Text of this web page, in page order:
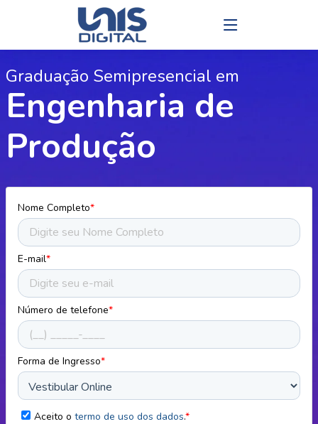
Graduação Semipresencial em
Engenharia de
Produção
Nome Completo*
E-mail*
Número de telefone*
Forma de Ingresso*
Aceito o termo de uso dos dados.*